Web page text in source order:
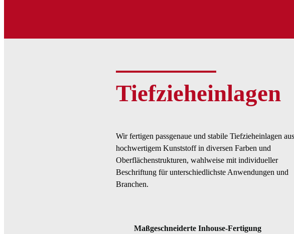
Tiefzieheinlagen
Wir fertigen passgenaue und stabile Tiefzieheinlagen aus
hochwertigem Kunststoff in diversen Farben und
Oberflächenstrukturen, wahlweise mit individueller
Beschriftung für unterschiedlichste Anwendungen und
Branchen.
MaßgeschneiderteInhouse-Fertigung